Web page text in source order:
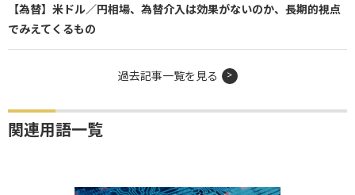
【為替】米ドル／円相場、為替介入は効果がないのか、長期的視点
でみえてくるもの
過去記事一覧を見る
関連用語一覧